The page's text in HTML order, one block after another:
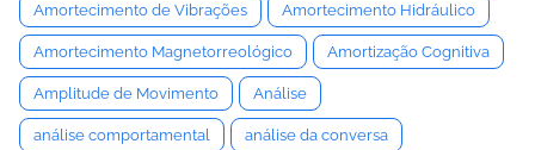
Amortecimento de Vibrações Amortecimento Hidráulico
Amortecimento Magnetorreológico Amortização Cognitiva
Amplitude de Movimento Análise
análise comportamental análise da conversa